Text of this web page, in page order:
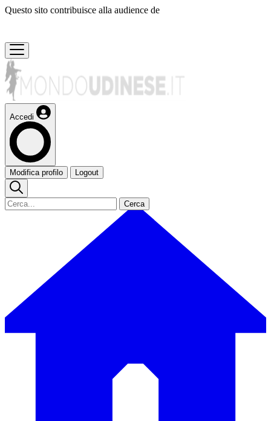
Questo sito contribuisce alla audience de
Accedi
Modifica profilo Logout
Cerca